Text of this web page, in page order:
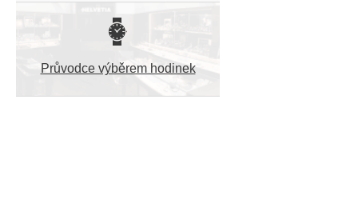
Průvodce výběrem hodinek